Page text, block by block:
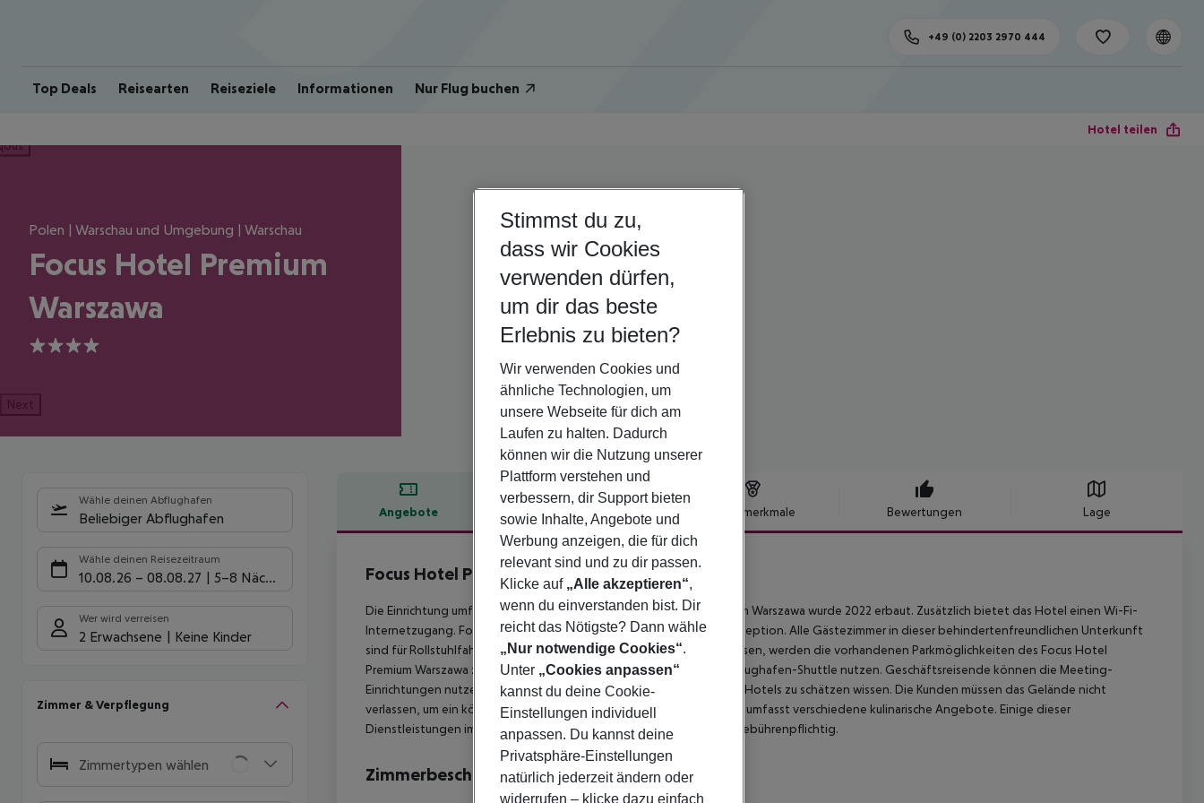
Top Deals Reisearten Reiseziele Informationen Nur Flug buchen
+49 (0) 2203 2970 444
Hotel teilen
Polen | Warschau und Umgebung | Warschau
Focus Hotel Premium
Warszawa
4
Next
Wähle deinen Abflughafen
Beliebiger Abflughafen
Wähle deinen Reisezeitraum
10.08.26 – 08.08.27 5-8 Nächte
Wer wird verreisen
2 Erwachsene Keine Kinder
Zimmer & Verpflegung
Zimmertypen wählen
Angebote Hotelbeschreibung Hotelmerkmale Bewertungen Lage
Hotelbeschreibung
Focus Hotel Premium Warszawa
4
Die Einrichtung umfasst 234 einladende Zimmer. Focus Hotel Premium Warszawa wurde 2022 erbaut. Zusätzlich bietet das Hotel einen Wi-Fi-
Internetzugang. Focus Hotel Premium Warszawa bietet eine 24h-Rezeption. Alle Gästezimmer in dieser behindertenfreundlichen Unterkunft
sind für Rollstuhlfahrer zugänglich. Reisende, die mit dem Auto anreisen, werden die vorhandenen Parkmöglichkeiten des Focus Hotel
Premium Warszawa zu schätzen wissen. Die Reisenden können den Flughafen-Shuttle nutzen. Geschäftsreisende können die Meeting-
Einrichtungen nutzen. Die Reisenden werden die Restaurants dieses Hotels zu schätzen wissen. Die Kunden müssen das Gelände nicht
verlassen, um ein köstliches Essen zu genießen, denn die Einrichtung umfasst verschiedene kulinarische Angebote. Einige dieser
Dienstleistungen im Focus Hotel Premium Warszawa sind eventuell gebührenpflichtig.
Zimmerbeschreibung
Stimmst du zu,
dass wir Cookies
verwenden dürfen,
um dir das beste
Erlebnis zu bieten?
Wir verwenden Cookies und
ähnliche Technologien, um
unsere Webseite für dich am
Laufen zu halten. Dadurch
können wir die Nutzung unserer
Plattform verstehen und
verbessern, dir Support bieten
sowie Inhalte, Angebote und
Werbung anzeigen, die für dich
relevant sind und zu dir passen.
Klicke auf „Alle akzeptieren“,
wenn du einverstanden bist. Dir
reicht das Nötigste? Dann wähle
„Nur notwendige Cookies“.
Unter „Cookies anpassen“
kannst du deine Cookie-
Einstellungen individuell
anpassen. Du kannst deine
Privatsphäre-Einstellungen
natürlich jederzeit ändern oder
widerrufen – klicke dazu einfach